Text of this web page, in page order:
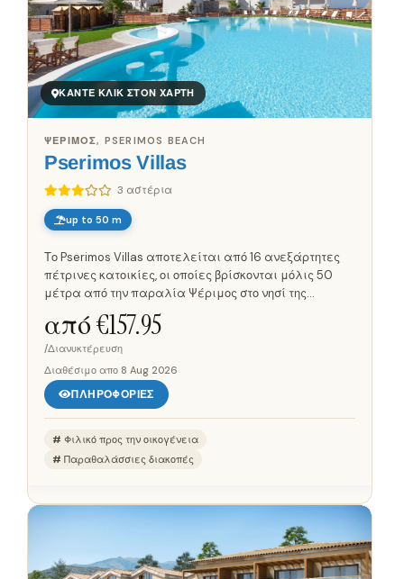
ΚΆΝΤΕ ΚΛΙΚ ΣΤΟΝ ΧΆΡΤΗ
Pserimos Villas
3 αστέρια
ΨΈΡΙΜΟΣ, PSERIMOS BEACH
up to 50 m
Το Pserimos Villas αποτελείται από 16 ανεξάρτητες
πέτρινες κατοικίες, οι οποίες βρίσκονται μόλις 50
μέτρα από την παραλία Ψέριμος στο νησί της
Ψερίμου. Η αρχιτεκτονική ακολουθεί την
παραδοσιακή αιγαιοπελαγίτικη...
από €157.95
/Διανυκτέρευση
Διαθέσιμο απο 8 Aug 2026
ΠΛΗΡΟΦΟΡΊΕΣ
Φιλικό προς την οικογένεια
Παραθαλάσσιες διακοπές